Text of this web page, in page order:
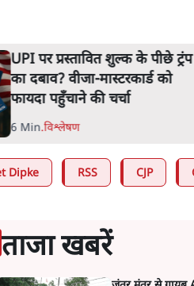
UPI पर प्रस्तावित शुल्क के पीछे ट्रंप
का दबाव? वीजा-मास्टरकार्ड को
फायदा पहुँचाने की चर्चा
6 Min.विश्लेषण
Dipke RSS CJP
ताजा खबरें